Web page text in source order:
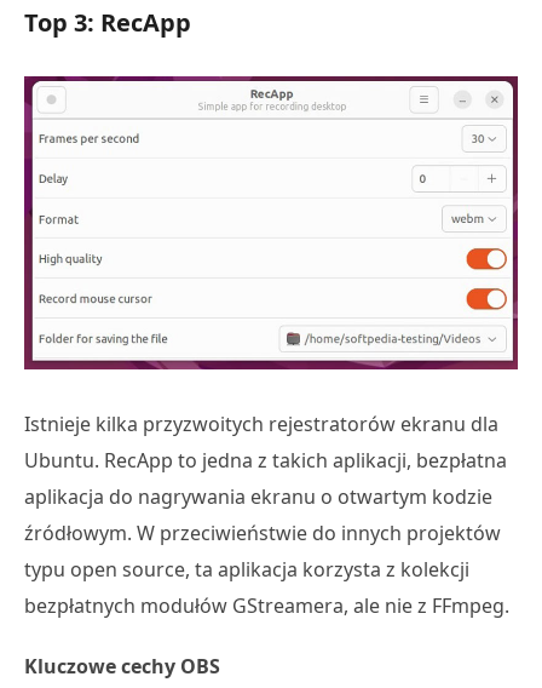
Top 3: RecApp
Istnieje kilka przyzwoitych rejestratorów ekranu dla
Ubuntu. RecApp to jedna z takich aplikacji, bezpłatna
aplikacja do nagrywania ekranu o otwartym kodzie
źródłowym. W przeciwieństwie do innych projektów
typu open source, ta aplikacja korzysta z kolekcji
bezpłatnych modułów GStreamera, ale nie z FFmpeg.
Kluczowe cechy OBS